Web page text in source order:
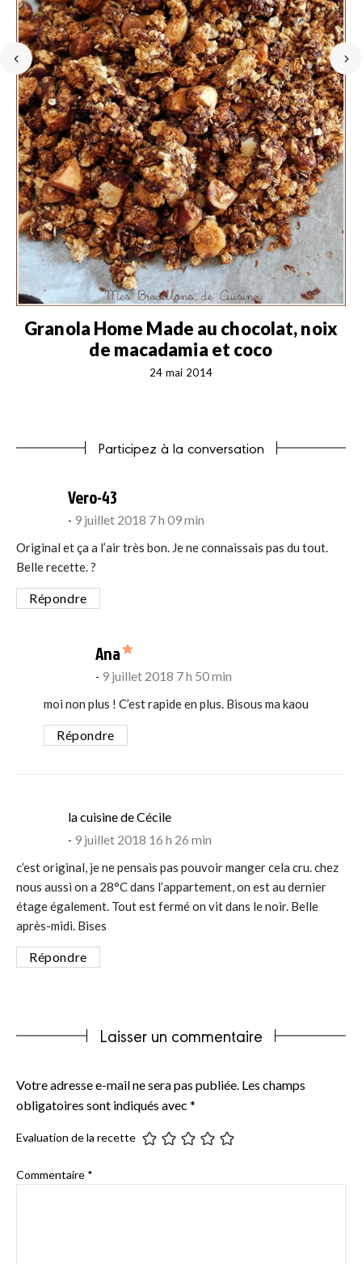
Granola Home Made au chocolat, noix
de macadamia et coco
24 mai 2014
Participez à la conversation
Vero-43
9 juillet 2018 7 h 09 min
Original et ça a l’air très bon. Je ne connaissais pas du tout.
Belle recette. ?
Répondre
Ana says:
9 juillet 2018 7 h 50 min
moi non plus ! C’est rapide en plus. Bisous ma kaou
Répondre
la cuisine de Cécilesays:
9 juillet 2018 16 h 26 min
c’est original, je ne pensais pas pouvoir manger cela cru. chez
nous aussi on a 28°C dans l’appartement, on est au dernier
étage également. Tout est fermé on vit dans le noir. Belle
après-midi. Bises
Répondre
Laisser un commentaire
Votre adresse e-mail ne sera pas publiée. Les champs
obligatoires sont indiqués avec *
Evaluation de la recette
Commentaire *